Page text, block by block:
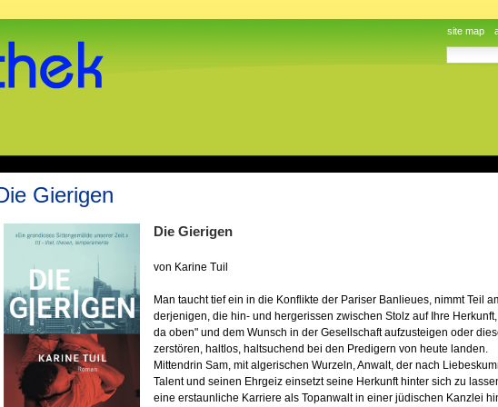
site map
search site
Gierigen
Die Gierigen
von Karine Tuil
Man taucht tief ein in die Konflikte der Pariser Banlieues, nimmt Teil
derjenigen, die hin- und hergerissen zwischen Stolz auf Ihre
da oben" und dem Wunsch in der Gesellschaft aufzusteigen oder
zerstören, haltlos, haltsuchend bei den Predigern von heute landen.
Mittendrin Sam, mit algerischen Wurzeln, Anwalt, der nach
Talent und seinen Ehrgeiz einsetzt seine Herkunft hinter sich zu
eine erstaunliche Karriere als Topanwalt in einer jüdischen Kanzlei